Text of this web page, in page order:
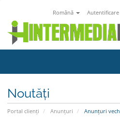
Română Autentificare
Noutăți
Portal clienți Anunțuri Anunțuri